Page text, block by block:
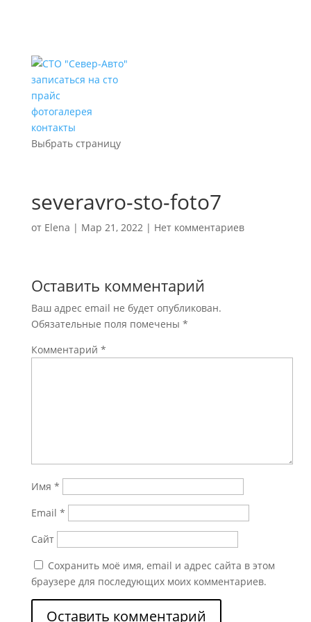
записаться на сто
прайс
фотогалерея
контакты
Выбрать страницу
severavro-sto-foto7
от Elena | Мар 21, 2022| Нет комментариев
Оставить комментарий
Ваш адрес email не будет опубликован.
Обязательные поля помечены *
Комментарий *
Имя *
Email *
Сайт
Сохранить моё имя, email и адрес сайта в этом
браузере для последующих моих комментариев.